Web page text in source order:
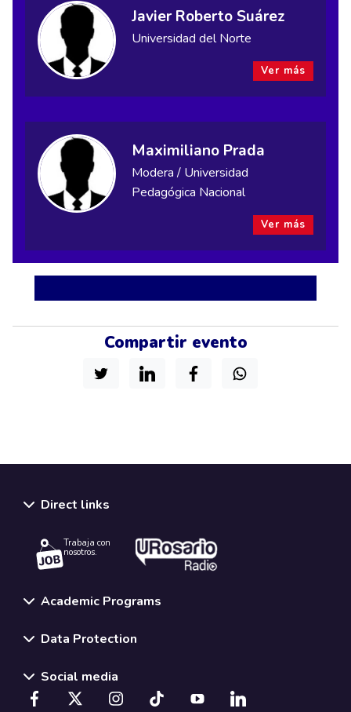
Compartir evento
Javier Roberto Suárez
Universidad del Norte
Ver más
Maximiliano Prada
Modera / Universidad
Pedagógica Nacional
Ver más
Direct links
Trabaja con
nosotros.
Academic Programs
Data Protection
Social media